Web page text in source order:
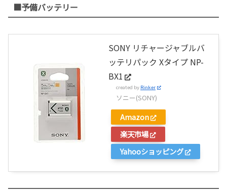
■予備バッテリー
SONY リチャージャブルバ
ッテリパック Xタイプ NP-
BX1
created by Rinker
ソニー(SONY)
Amazon
楽天市場
Yahooショッピング